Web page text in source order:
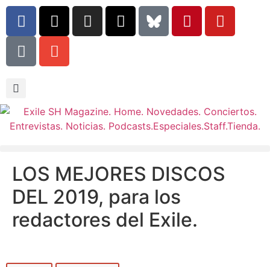
LOS MEJORES DISCOS
DEL 2019, para los
redactores del Exile.